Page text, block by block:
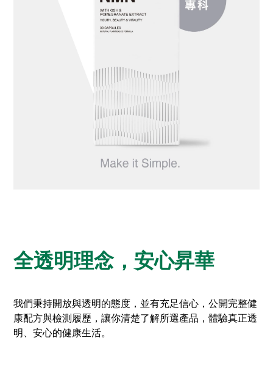
全透明理念，安心昇華
我們秉持開放與透明的態度，並有充足信心，公開完整健
康配方與檢測履歷，讓你清楚了解所選產品，體驗真正透
明、安心的健康生活。